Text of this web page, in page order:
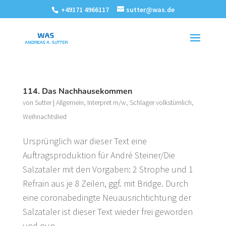
+49171 4966117 sutter@was.de
114. Das Nachhausekommen
von Sutter| Allgemein, Interpret m/w, Schlager volkstümlich,
Weihnachtslied
Ursprünglich war dieser Text eine
Auftragsproduktion für André Steiner/Die
Salzataler mit den Vorgaben: 2 Strophe und 1
Refrain aus je 8 Zeilen, ggf. mit Bridge. Durch
eine coronabedingte Neuausrichtichtung der
Salzataler ist dieser Text wieder frei geworden